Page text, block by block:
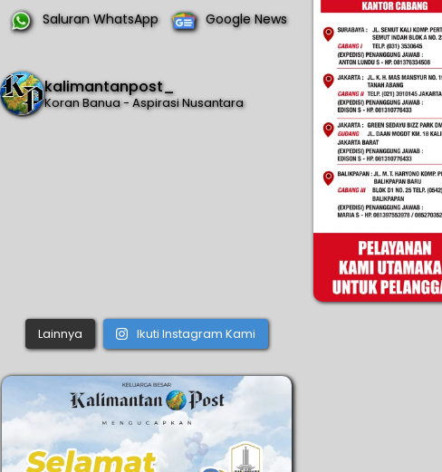
Saluran WhatsApp Google News
kalimantanpost_
Koran Banua - Aspirasi Nusantara
Lainnya Ikuti Instagram Kami